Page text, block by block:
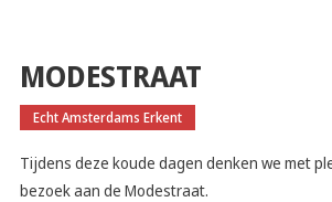
MODESTRAAT
Echt Amsterdams Erkent
Tijdens deze koude dagen denken we met
bezoek aan de Modestraat.